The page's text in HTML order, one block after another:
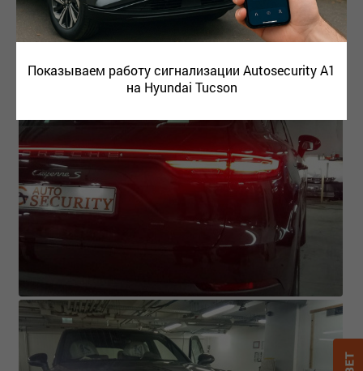
Показываем работу сигнализации Autosecurity A1
на Hyundai Tucson